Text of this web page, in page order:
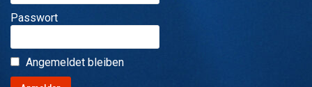
Passwort
Angemeldet bleiben